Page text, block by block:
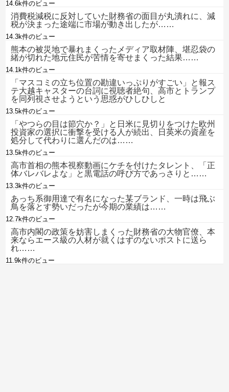
14.6k件のビュー
消費税減税に反対していた財務省の面目が丸潰れに、減
税が決まった途端に市場が動き出したが……
14.3k件のビュー
熊本の被災地で暴れまくったメディア取材陣、堪忍袋の
緒が切れた地元住民が苦情を寄せまくった結果……
14.1k件のビュー
「マスコミの立ち位置の勘違いっぷりがすごい」と報ス
テ大越キャスターの台詞に視聴者絶句、高市とトランプ
を同列視させようという思惑がひしひしと
13.5k件のビュー
「やつらの目は節穴か？」と日米に見切りをつけた欧州
投資家の選択に衝撃を受ける人が続出、日英米の資産を
処分して代わりに選んだのは……
13.5k件のビュー
高市首相の熊本視察動画にケチを付けたタレント、「正
体バレバレよな」と黒電話の呼び方であっさりと……
13.3k件のビュー
あっち系御用達で有名になった某ブランド、一時は飛ぶ
鳥を落とす勢いだったが今期の業績は……
12.7k件のビュー
高市内閣の政策を妨害しまくった財務省の大物官僚、本
来ならエース級の人材が就くはずのないポストに送ら
れ……
11.9k件のビュー